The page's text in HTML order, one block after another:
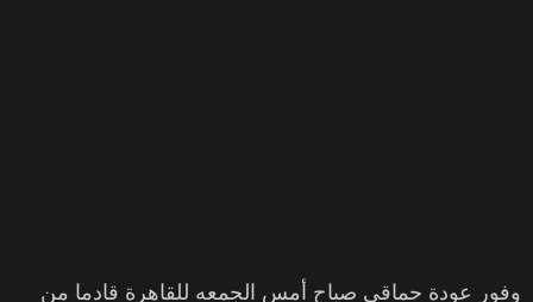
وفور عودة حماقي صباح أمس الجمعه للقاهرة قادما من